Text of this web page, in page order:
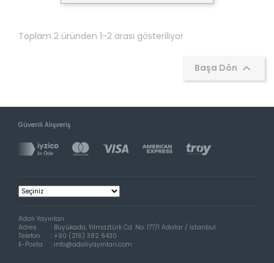
Toplam 2 üründen 1-2 arası gösteriliyor
Başa Dön 
Güvenli Alışveriş
Adalı Yayınları
Adres
: Büyükada, Yılmaztürk Cd. No: 177/1 Adalar / İstanbul
Telefon
: +90 (216) 382 6430
E-Posta
: info@adaliyayinlari.com